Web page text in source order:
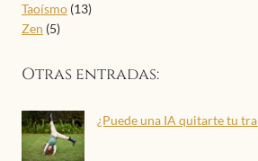
Taoísmo (13)
Zen (5)
Otras entradas:
¿Puede una IA quitarte tu